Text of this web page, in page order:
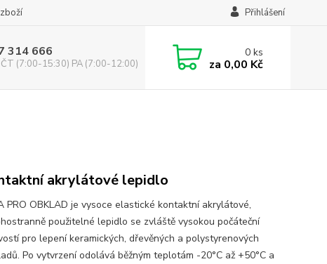
Přihlášení
314 666
(7:00-15:30) PA (7:00-12:00)
0ks
za 0,00 Kč
akrylátové lepidlo
PRO OBKLAD je vysoce elastické kontaktní akrylátové,
použitelné lepidlo se zvláště vysokou počáteční
pro lepení keramických, dřevěných a polystyrenových
Po vytvrzení odolává běžným teplotám -20°C až +50°C a